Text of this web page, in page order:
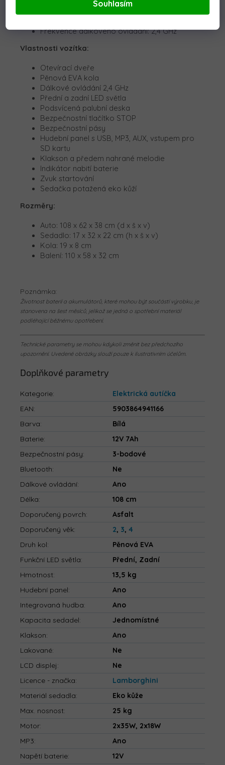
Souhlasím
Frekvence dálkového ovládání: 2,4 GHz
Vlastnosti vozítka:
Otevírací dveře
Pěnová EVA kola
Dálkové ovládání 2,4 GHz
Přední a zadní LED světla
Podsvícená palubní deska
Bezpečnostní tlačítko STOP
Bezpečnostní pásy
Hudební panel s USB, MP3, AUX, vstupem pro
SD kartu
Klakson a předem nahrané melodie
Indikátor nabití baterie
Zvuk startování
Sedačka potažená eko kůží
Rozměry:
Auto: 108 x 62 x 38 cm (d x š x v)
Sedadlo: 17 x 32 x 22 cm (h x š x v)
Kola: 19 x 8 cm
Balení: 110 x 58 x 32 cm
Poznámka:
Životnost baterií a akumulátorů, které mohou být součástí výrobku, je
stanovena na šest měsíců, jelikož se jedná o spotřební materiál
podléhající běžnému opotřebení.
Technické parametry se mohou kdykoli změnit bez předchozího
upozornění. Uvedené obrázky slouží pouze k ilustrativním účelům.
Doplňkové parametry
Kategorie:
Elektrická autíčka
EAN:
5903864941166
Barva:
Bílá
Baterie:
12V 7Ah
Bezpečnostní pásy:
3-bodové
Bluetooth:
Ne
Dálkové ovládání:
Ano
Délka:
108 cm
Doporučený povrch:
Asfalt
Doporučený věk: 2, 3, 4
Druh kol:
Pěnová EVA
Funkční LED světla:
Přední, Zadní
Hmotnost:
13,5 kg
Hudební panel:
Ano
Integrovaná hudba:
Ano
Kapacita sedadel:
Jednomístné
Klakson:
Ano
Lakované:
Ne
LCD displej:
Ne
Licence - značka:
Lamborghini
Materiál sedadla:
Eko kůže
Max. nosnost:
25 kg
Motor:
2x35W, 2x18W
MP3:
Ano
Napětí baterie:
12V